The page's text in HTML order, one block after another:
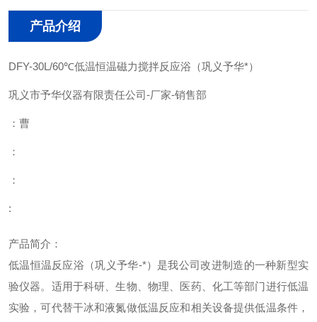
产品介绍
DFY-30L/60℃低温恒温磁力搅拌反应浴（巩义予华*）
巩义市予华仪器有限责任公司-厂家-销售部
：曹
：
：
:
产品简介：
低温恒温反应浴（巩义予华-*） 是我公司改进制造的一种新型实
验仪器。适用于科研、生物、物理、医药、化工等部门进行低温
实验，可代替干冰和液氮做低温反应和相关设备提供低温条件，